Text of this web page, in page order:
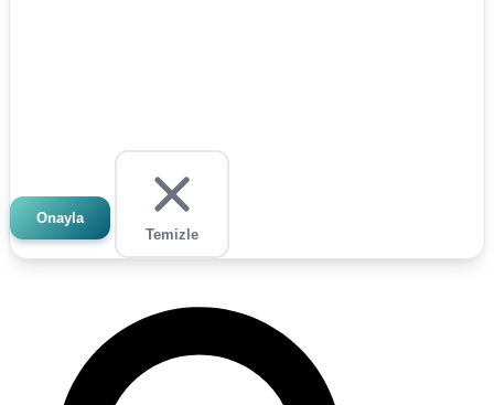
Onayla
Temizle